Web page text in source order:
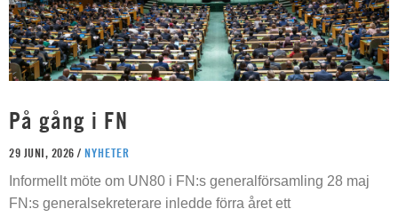
På gång i FN
29 JUNI, 2026 / NYHETER
Informellt möte om UN80 i FN:s generalförsamling 28 maj
FN:s generalsekreterare inledde förra året ett